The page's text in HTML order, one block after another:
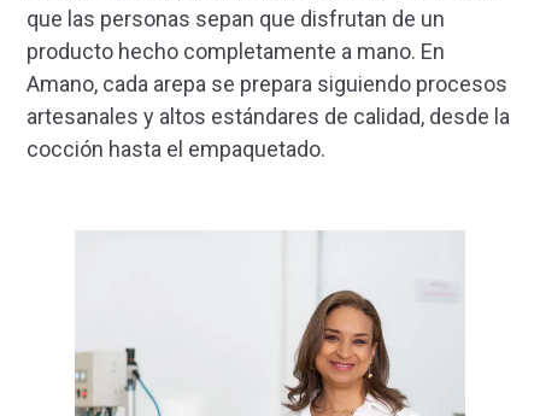
que las personas sepan que disfrutan de un
producto hecho completamente a mano. En
Amano, cada arepa se prepara siguiendo procesos
artesanales y altos estándares de calidad, desde la
cocción hasta el empaquetado.